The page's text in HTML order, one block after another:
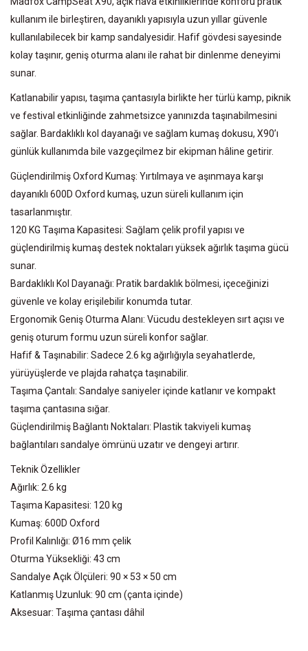
kullanım ile birleştiren, dayanıklı yapısıyla uzun yıllar güvenle
kullanılabilecek bir kamp sandalyesidir. Hafif gövdesi sayesinde
kolay taşınır, geniş oturma alanı ile rahat bir dinlenme deneyimi
sunar.
Katlanabilir yapısı, taşıma çantasıyla birlikte her türlü kamp, piknik
ve festival etkinliğinde zahmetsizce yanınızda taşınabilmesini
sağlar. Bardaklıklı kol dayanağı ve sağlam kumaş dokusu, X90’ı
günlük kullanımda bile vazgeçilmez bir ekipman hâline getirir.
Güçlendirilmiş Oxford Kumaş: Yırtılmaya ve aşınmaya karşı
dayanıklı 600D Oxford kumaş, uzun süreli kullanım için
tasarlanmıştır.
120 KG Taşıma Kapasitesi: Sağlam çelik profil yapısı ve
güçlendirilmiş kumaş destek noktaları yüksek ağırlık taşıma gücü
sunar.
Bardaklıklı Kol Dayanağı: Pratik bardaklık bölmesi, içeceğinizi
güvenle ve kolay erişilebilir konumda tutar.
Ergonomik Geniş Oturma Alanı: Vücudu destekleyen sırt açısı ve
geniş oturum formu uzun süreli konfor sağlar.
Hafif & Taşınabilir: Sadece 2.6 kg ağırlığıyla seyahatlerde,
yürüyüşlerde ve plajda rahatça taşınabilir.
Taşıma Çantalı: Sandalye saniyeler içinde katlanır ve kompakt
taşıma çantasına sığar.
Güçlendirilmiş Bağlantı Noktaları: Plastik takviyeli kumaş
bağlantıları sandalye ömrünü uzatır ve dengeyi artırır.
Teknik Özellikler
Ağırlık: 2.6 kg
Taşıma Kapasitesi: 120 kg
Kumaş: 600D Oxford
Profil Kalınlığı: Ø16 mm çelik
Oturma Yüksekliği: 43 cm
Sandalye Açık Ölçüleri: 90 × 53 × 50 cm
Katlanmış Uzunluk: 90 cm (çanta içinde)
Aksesuar: Taşıma çantası dâhil